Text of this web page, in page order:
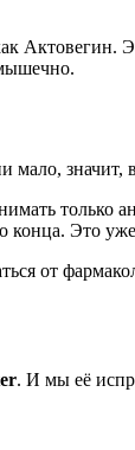
значит,
только
конца. Это
от
. И мы её